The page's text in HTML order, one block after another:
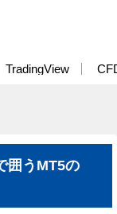
TradingView
囲うMT5の